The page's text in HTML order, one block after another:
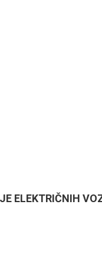
ELEKTRIČNIH